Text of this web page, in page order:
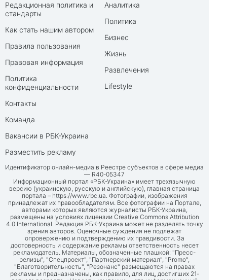
Редакционная политика и
стандарты
Как стать нашим автором
Правила пользования
Правовая информация
Политика
конфиденциальности
Контакты
Команда
Вакансии в РБК-Украина
Разместить рекламу
Аналитика
Политика
Бизнес
Жизнь
Развлечения
Lifestyle
Идентификатор онлайн-медиа в Реестре субъектов в сфере медиа
— R40-05347
Информационный портал «РБК-Украина» имеет трехязычную
версию (украинскую, русскую и английскую), главная страница
портала – https://www.rbc.ua. Фотографии, изображения
принадлежат их правообладателям. Все фотографии на Портале,
авторами которых являются журналисты РБК-Украина,
размещены на условиях лицензии Creative Commons Attribution
4.0 International. Редакция РБК-Украина может не разделять точку
зрения авторов. Оценочные суждения не подлежат
опровержению и подтверждению их правдивости. За
достоверность и содержание рекламы ответственность несет
рекламодатель. Материалы, обозначенные плашкой: "Пресс-
релизы", "Спецпроект", "Партнерский материал", "Promo",
"Благотворительность", "Резонанс" размещаются на правах
рекламы и предназначены, как правило, для лиц, достигших 21-